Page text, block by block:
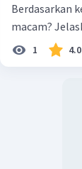
Berdasarkan
macam?
1 4.0